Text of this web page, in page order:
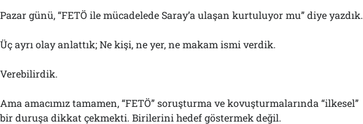
Pazar günü, “FETÖ ile mücadelede Saray’a ulaşan kurtuluyor mu” diye yazdık.
Üç ayrı olay anlattık; Ne kişi, ne yer, ne makam ismi verdik.
Verebilirdik.
Ama amacımız tamamen, “FETÖ” soruşturma ve kovuşturmalarında “ilkesel”
bir duruşa dikkat çekmekti. Birilerini hedef göstermek değil.